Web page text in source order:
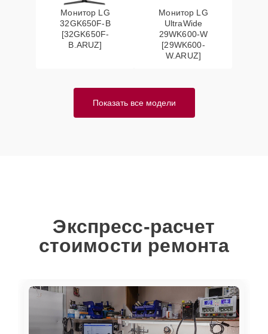
Монитор LG
32GK650F-B
[32GK650F-
B.ARUZ]
Монитор LG
UltraWide
29WK600-W
[29WK600-
W.ARUZ]
Показать все модели
Экспресс-расчет
стоимости ремонта